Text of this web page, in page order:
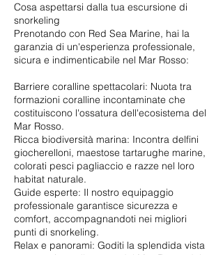
Cosa aspettarsi dalla tua escursione di
snorkeling
Prenotando con Red Sea Marine, hai la
garanzia di un'esperienza professionale,
sicura e indimenticabile nel Mar Rosso:
Barriere coralline spettacolari: Nuota tra
formazioni coralline incontaminate che
costituiscono l'ossatura dell'ecosistema del
Mar Rosso.
Ricca biodiversità marina: Incontra delfini
giocherelloni, maestose tartarughe marine,
colorati pesci pagliaccio e razze nel loro
habitat naturale.
Guide esperte: Il nostro equipaggio
professionale garantisce sicurezza e
comfort, accompagnandoti nei migliori
punti di snorkeling.
Relax e panorami: Goditi la splendida vista